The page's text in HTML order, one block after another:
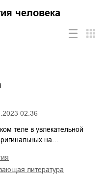
человека
02:36
теле в увлекательной
на…
литература